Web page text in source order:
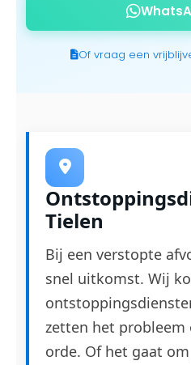
Of vraag een
Tielen
Bij een verstopte
snel uitkomst. Wij
zetten het probleem
orde. Of het gaat